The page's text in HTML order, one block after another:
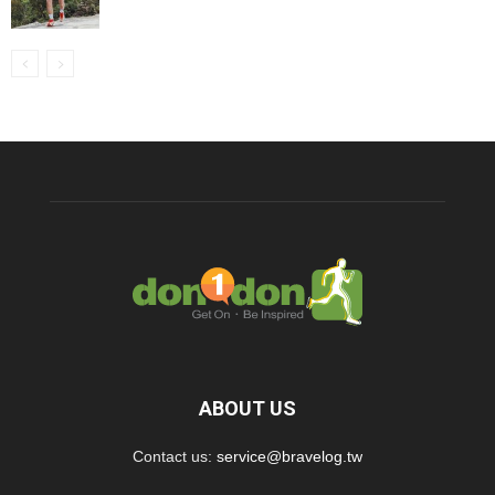
ABOUT US
Contact us: service@bravelog.tw